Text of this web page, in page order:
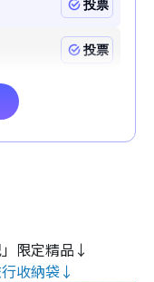
限定精品↓
收納袋↓